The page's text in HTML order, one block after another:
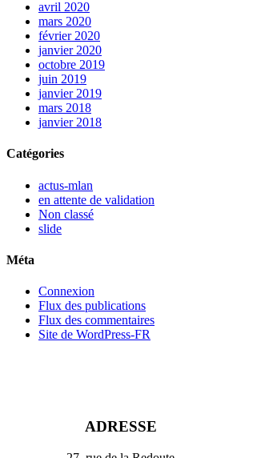
avril 2020
mars 2020
février 2020
janvier 2020
octobre 2019
juin 2019
janvier 2019
mars 2018
janvier 2018
Catégories
actus-mlan
en attente de validation
Non classé
slide
Méta
Connexion
Flux des publications
Flux des commentaires
Site de WordPress-FR
ADRESSE